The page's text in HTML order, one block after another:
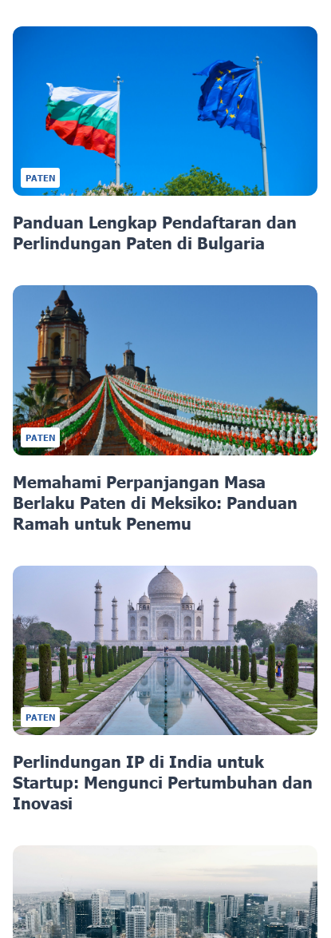
PATEN
Panduan Lengkap Pendaftaran dan
Perlindungan Paten di Bulgaria
PATEN
Memahami Perpanjangan Masa
Berlaku Paten di Meksiko: Panduan
Ramah untuk Penemu
PATEN
Perlindungan IP di India untuk
Startup: Mengunci Pertumbuhan dan
Inovasi